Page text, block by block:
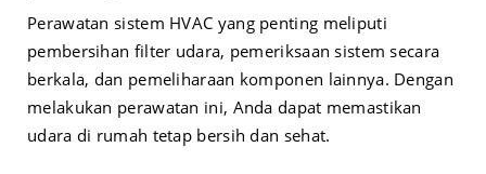
Perawatan sistem HVAC yang penting meliputi
pembersihan filter udara, pemeriksaan sistem secara
berkala, dan pemeliharaan komponen lainnya. Dengan
melakukan perawatan ini, Anda dapat memastikan
udara di rumah tetap bersih dan sehat.